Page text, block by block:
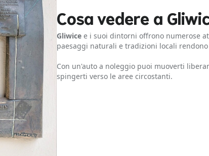
Cosa vedere a
Gliwice e i suoi dintorni offrono numerose
paesaggi naturali e tradizioni locali
Con un'auto a noleggio puoi muoverti
spingerti verso le aree circostanti.